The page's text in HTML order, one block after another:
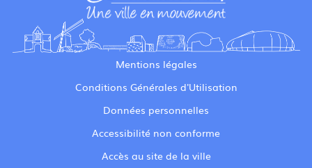
Mentions légales
Conditions Générales d'Utilisation
Données personnelles
Accessibilité non conforme
Accès au site de la ville